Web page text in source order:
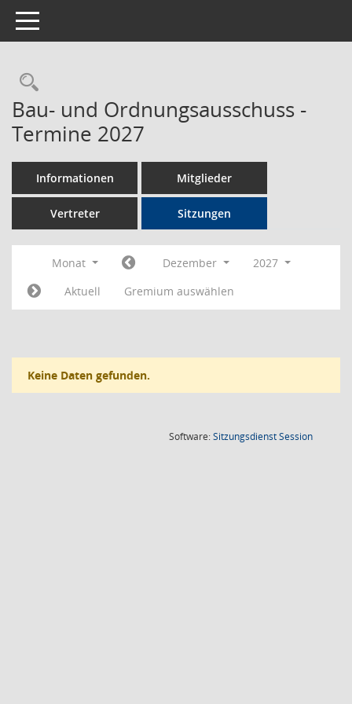
Toggle navigation
Rechercheauswahl
Bau- und Ordnungsausschuss -
Termine 2027
Informationen Mitglieder
Vertreter Sitzungen
Monat Dezember
2027
Aktuell
Gremium auswählen
Keine Daten gefunden.
Software:SitzungsdienstSession(Wird in